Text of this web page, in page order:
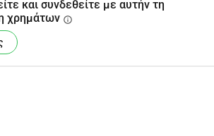
και συνδεθείτε με αυτήν τη
χρημάτων info